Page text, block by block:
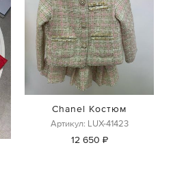
Chanel Костюм
Артикул: LUX-41423
12 650 ₽